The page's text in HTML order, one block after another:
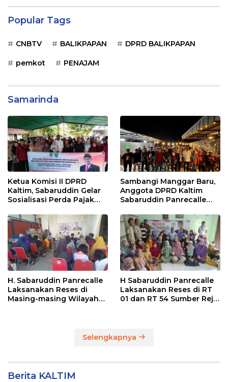
Popular Tags
CNBTV BALIKPAPAN DPRD BALIKPAPAN
pemkot PENAJAM
Samarinda
Ketua Komisi II DPRD
Kaltim, Sabaruddin Gelar
Sosialisasi Perda Pajak
Sepinggan Raya
Balikpapan
Sambangi Manggar Baru,
Anggota DPRD Kaltim
Sabaruddin Panrecalle
Balikpapan
H. Sabaruddin Panrecalle
Laksanakan Reses di
Masing-masing Wilayah
H Sabaruddin Panrecalle
Laksanakan Reses di RT
01 dan RT 54 Sumber Rejo
Selengkapnya
Berita KALTIM